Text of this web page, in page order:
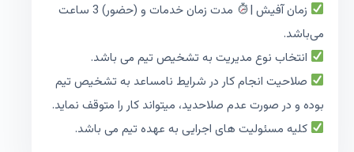
زمان آفیش |
مدت زمان خدمات و (حضور) 3 ساعت
می‌باشد.
انتخاب نوع مدیریت به تشخیص تیم می باشد.
صلاحیت انجام کار در شرایط نامساعد به تشخیص تیم
بوده و در صورت عدم صلاحدید، میتواند کار را متوقف نماید.
کلیه مسئولیت های اجرایی به عهده تیم می باشد.